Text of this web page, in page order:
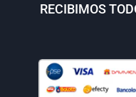
RECIBIMOS